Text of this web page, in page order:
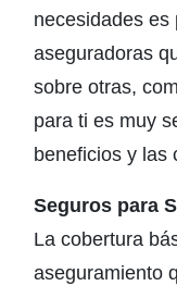
necesidades es
aseguradoras
sobre otras,
para ti es muy
beneficios y las
Seguros para
La cobertura
aseguramiento